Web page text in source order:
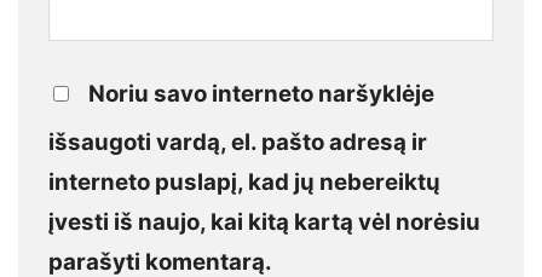
Noriu savo interneto naršyklėje
išsaugoti vardą, el. pašto adresą ir
interneto puslapį, kad jų nebereiktų
įvesti iš naujo, kai kitą kartą vėl norėsiu
parašyti komentarą.